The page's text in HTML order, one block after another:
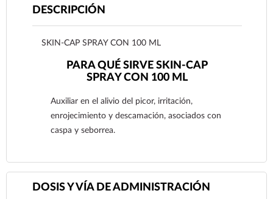
DESCRIPCIÓN
SKIN-CAP SPRAY CON 100 ML
PARA QUÉ SIRVE SKIN-CAP
SPRAY CON 100 ML
Auxiliar en el alivio del picor, irritación,
enrojecimiento y descamación, asociados con
caspa y seborrea.
Ver más
DOSIS Y VÍA DE ADMINISTRACIÓN